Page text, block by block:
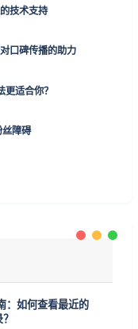
技术支持
口碑传播的助力
适合你？
障碍
如何查看最近的